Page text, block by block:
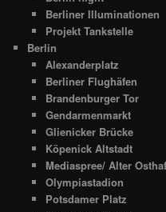
Berliner Illuminationen
Projekt Tankstelle
Berlin
Alexanderplatz
Berliner Flughäfen
Brandenburger Tor
Gendarmenmarkt
Glienicker Brücke
Köpenick Altstadt
Mediaspree/ Alter
Olympiastadion
Potsdamer Platz